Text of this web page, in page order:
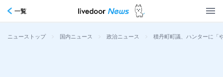
一覧
ニューストップ > 国内ニュース > 政治ニュース > 積丹町町議、ハンターに「